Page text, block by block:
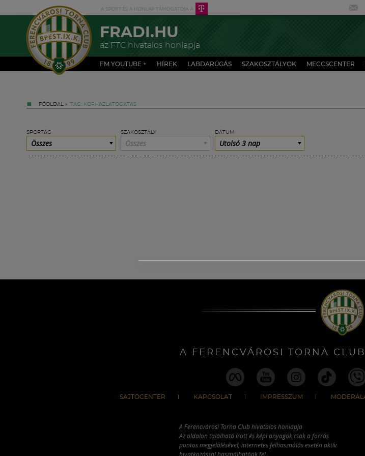
FRADI.HU
az FTC hivatalos honlapja
FM YOUTUBE + HÍREK LABDARÚGÁS SZAKOSZTÁLYOK MECCSCENTER
FŐOLDAL » TAG: KÓRHÁZLÁTOGATÁS
SPORTÁG
Összes
SZAKOSZTÁLY
Összes
DÁTUM
Utolsó 3 nap
A FERENCVÁROSI TORNA
SAJTÓCENTER KAPCSOLAT IMPRESSZUM
A Ferencvárosi Torna Club hivatalos honlapja
Az oldalon található írott és képi anyagok csak a forrás
pontos megjelölésével, internetes felhasználás esetén aktív
hivatkozással használhatóak fel.